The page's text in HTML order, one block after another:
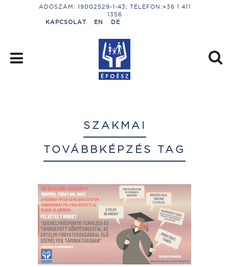
ADÓSZÁM: 19002529-1-43; TELEFON:+36 1 411
1356
KAPCSOLAT
EN DE
SZAKMAI
TOVÁBBKÉPZÉS TAG